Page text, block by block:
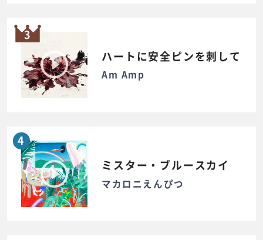
3
ハートに安全ピンを刺して
Am Amp
4
ミスター・ブルースカイ
マカロニえんぴつ